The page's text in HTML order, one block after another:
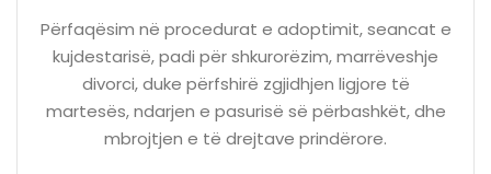
Përfaqësim në procedurat e adoptimit, seancat e
kujdestarisë, padi për shkurorëzim, marrëveshje
divorci, duke përfshirë zgjidhjen ligjore të
martesës, ndarjen e pasurisë së përbashkët, dhe
mbrojtjen e të drejtave prindërore.